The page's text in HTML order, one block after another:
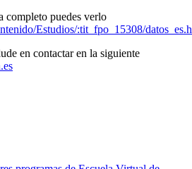
completo puedes verlo
Estudios/:tit_fpo_15308/
en contactar en la siguiente